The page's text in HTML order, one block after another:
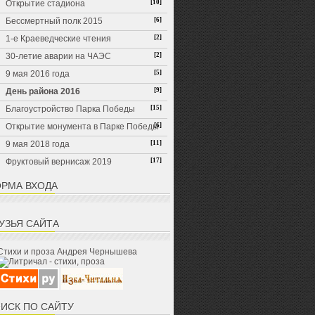
Открытие стадиона [10]
Бессмертный полк 2015 [6]
1-е Краеведческие чтения [2]
30-летие аварии на ЧАЭС [2]
9 мая 2016 года [5]
День района 2016 [9]
Благоустройство Парка Победы [15]
Открытие монумента в Парке Победы[6]
9 мая 2018 года [11]
Фруктовый вернисаж 2019 [17]
ВХОДА
САЙТА
и проза Андрея Чернышева
ПО САЙТУ